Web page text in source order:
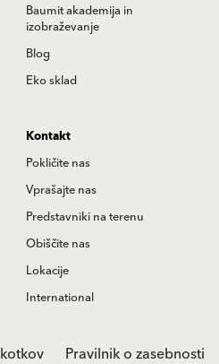
Baumit akademija in
izobraževanje
Blog
Eko sklad
Kontakt
Pokličite nas
Vprašajte nas
Predstavniki na terenu
Obiščite nas
Lokacije
International
Pravilnik o zasebnosti